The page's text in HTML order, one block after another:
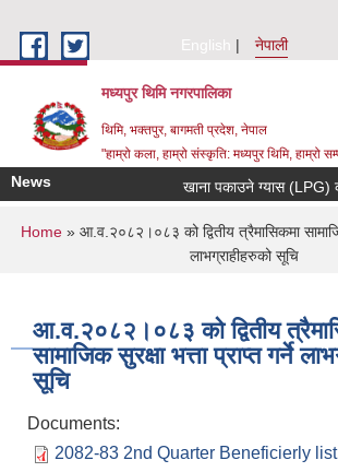
English
नेपाली
मध्यपुर थिमि नगरपालिका
थिमि, भक्तपुर, बागमती प्रदेश, नेपाल
"हाम्रो कला, हाम्रो संस्कृति: मध्यपुर थिमि, हाम्रो
News खाना पकाउने ग्यास (LPG)
You are here
Home » आ.व.२०८२।०८३ को द्वितीय त्रैमासिकमा
लाभग्राहीहरुको सूचि
आ.व.२०८२।०८३ को द्वितीय
सामाजिक सुरक्षा भत्ता प्राप्त गर्ने
सूचि
Documents:
2082-83 2nd Quarter Beneficierly